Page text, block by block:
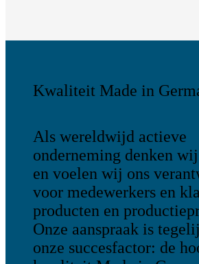
Kwaliteit Made in
Als wereldwijd actieve
onderneming denken
en voelen wij ons
voor medewerkers en
producten en
Onze aanspraak is
onze succesfactor: de